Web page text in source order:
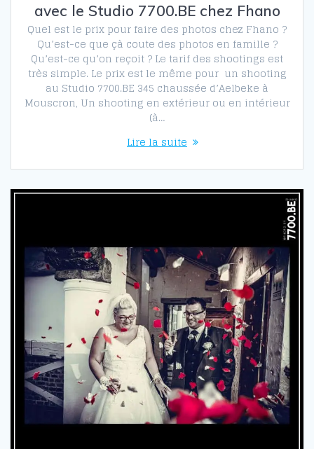
avec le Studio 7700.BE chez Fhano
Quel est le prix pour faire des photos chez Fhano ?
Qu’est-ce que çà coute des photos en famille ?
Qu’est-ce qu’on reçoit ? Le tarif des shootings est
très simple. Le prix est le même pour un shooting
au Studio 7700.BE 345 chaussée d’Aelbeke à
Mouscron, Un shooting en extérieur ou en intérieur
(à…
Lire la suite